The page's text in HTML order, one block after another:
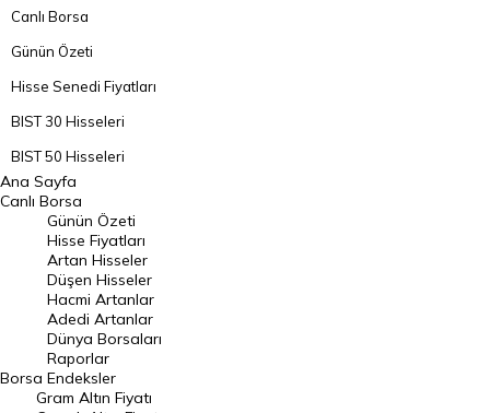
Canlı Borsa
Günün Özeti
Hisse Senedi Fiyatları
BIST 30 Hisseleri
BIST 50 Hisseleri
BIST 100 Hisseleri
En Çok Artan Hisseler
En Çok Düşen Hisseler
Hacmi Artanlar
Geçmiş Kapanışlar
Dünya Borsaları
Raporlar
Ana Sayfa
Canlı Borsa
Borsa
Günün Özeti
Hisse Fiyatları
Artan Hisseler
Düşen Hisseler
Hacmi Artanlar
Adedi Artanlar
Dünya Borsaları
Raporlar
Endeksler
Gram Altın Fiyatı